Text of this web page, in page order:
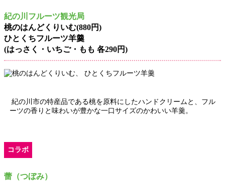
紀の川フルーツ観光局
桃のはんどくりいむ(880円)
ひとくちフルーツ羊羹
(はっさく・いちご・もも 各290円)
紀の川市の特産品である桃を原料にしたハンドクリームと、フル
ーツの香りと味わいが豊かな一口サイズのかわいい羊羹。
コラボ
蕾（つぼみ）